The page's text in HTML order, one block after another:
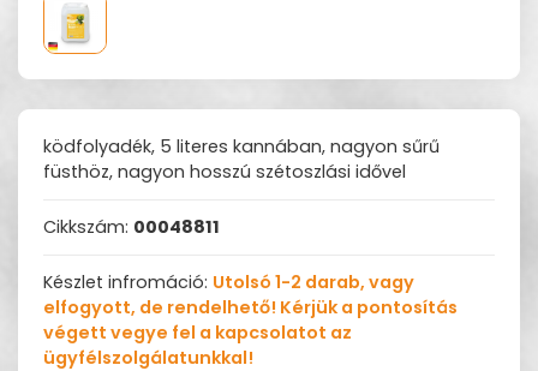
ködfolyadék, 5 literes kannában, nagyon sűrű
füsthöz, nagyon hosszú szétoszlási idővel
Cikkszám: 00048811
Készlet infromáció: Utolsó 1-2 darab, vagy
elfogyott, de rendelhető! Kérjük a pontosítás
végett vegye fel a kapcsolatot az
ügyfélszolgálatunkkal!